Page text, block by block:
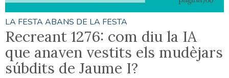
LA FESTA ABANS DE LA FESTA
Recreant 1276: com diu la IA
que anaven vestits els mudèjars
súbdits de Jaume I?